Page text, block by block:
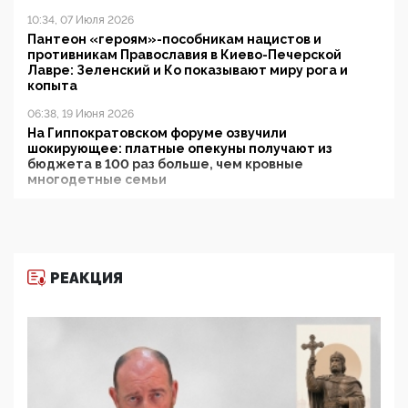
10:34, 07 Июля 2026
Пантеон «героям»-пособникам нацистов и
противникам Православия в Киево-Печерской
Лавре: Зеленский и Ко показывают миру рога и
копыта
06:38, 19 Июня 2026
На Гиппократовском форуме озвучили
шокирующее: платные опекуны получают из
бюджета в 100 раз больше, чем кровные
многодетные семьи
11:53, 09 Июня 2026
деятельность ИИТО ЮНЕСКО в России, но
цифроглобалисты продолжают определять
повестку в образовании
09:43, 01 Июня 2026
5G за счет здоровья граждан: Минцифры намерено
РЕАКЦИЯ